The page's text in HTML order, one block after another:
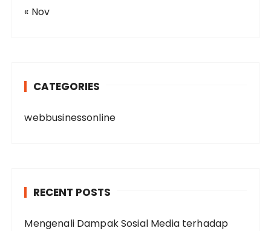
« Nov
CATEGORIES
webbusinessonline
RECENT POSTS
Mengenali Dampak Sosial Media terhadap